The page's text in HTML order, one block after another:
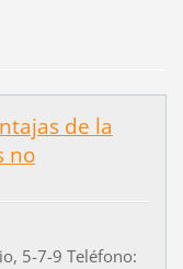
de la
no
5-7-9 Teléfono: